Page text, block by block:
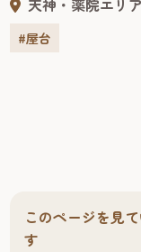
喜柳
このページを見
す